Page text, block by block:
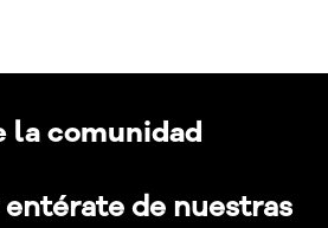
la comunidad
de nuestras